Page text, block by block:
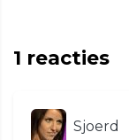
1 reacties
Sjoerd